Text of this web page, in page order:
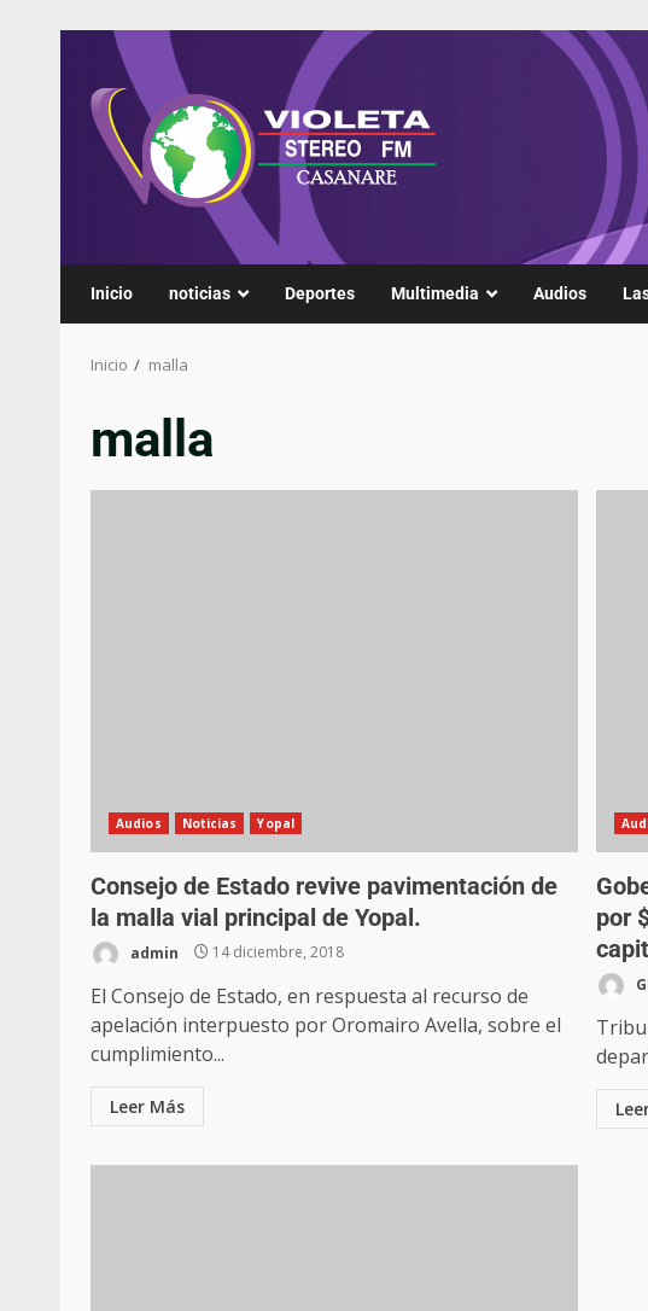
Inicio noticias Deportes Multimedia Audios
Inicio malla
malla
Audios Noticias Yopal
Consejo de Estado revive pavimentación de
la malla vial principal de Yopal.
admin 14 diciembre, 2018
El Consejo de Estado, en respuesta al recurso de
apelación interpuesto por Oromairo Avella, sobre el
cumplimiento...
Leer Más
por